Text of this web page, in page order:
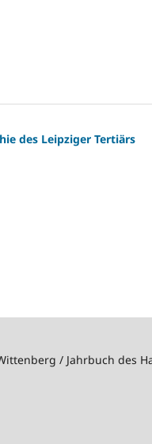
des Leipziger Tertiärs
/ Jahrbuch des